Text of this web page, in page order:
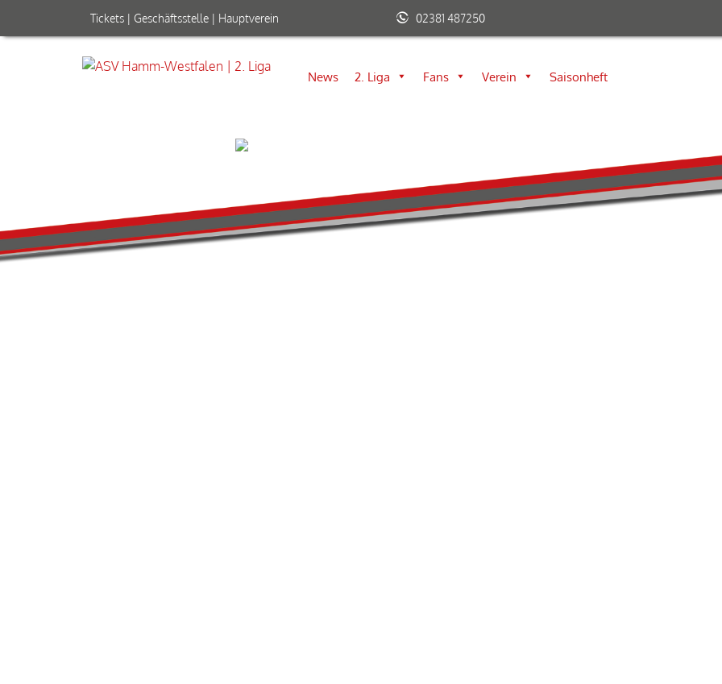
Tickets | Geschäftsstelle | Hauptverein 02381 487250
News 2. Liga Fans Verein Saisonheft